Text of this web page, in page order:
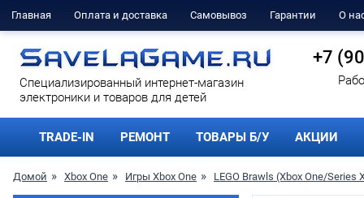
Главная Оплата и доставка Самовывоз Гарантии О
Cпециализированный интернет-магазин
электроники и товаров для детей
+7
TRADE-IN РЕМОНТ ТОВАРЫ Б/У АКЦИИ
Домой Xbox One Игры Xbox One LEGO Brawls (Xbox One/Series